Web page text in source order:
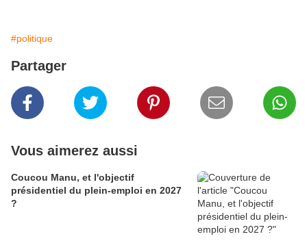
#politique
Partager
Vous aimerez aussi
Coucou Manu, et l'objectif
présidentiel du plein-emploi en 2027
?